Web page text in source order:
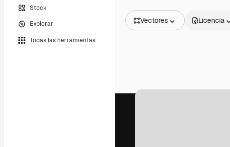
Stock
Explorar
Todas las herramientas
Vectores
Vídeos
Licencia